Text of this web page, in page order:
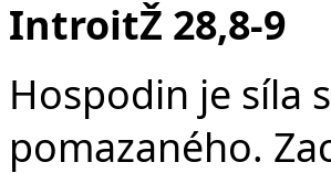
IntroitŽ 28,8-9
Hospodin je síla
pomazaného.